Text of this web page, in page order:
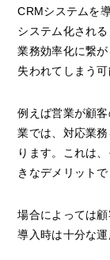
CRMシステムを
システム化され
業務効率化に繋
失われてしまう可
例えば営業が顧
業では、対応業
ります。これは
きなデメリットで
場合によっては
導入時は十分な運